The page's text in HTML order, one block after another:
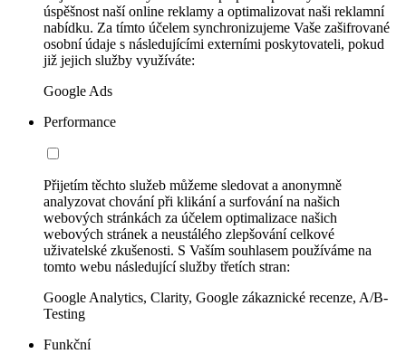
úspěšnost naší online reklamy a optimalizovat naši reklamní
nabídku. Za tímto účelem synchronizujeme Vaše zašifrované
osobní údaje s následujícími externími poskytovateli, pokud
již jejich služby využíváte:
Google Ads
Performance
Přijetím těchto služeb můžeme sledovat a anonymně
analyzovat chování při klikání a surfování na našich
webových stránkách za účelem optimalizace našich
webových stránek a neustálého zlepšování celkové
uživatelské zkušenosti. S Vaším souhlasem používáme na
tomto webu následující služby třetích stran:
Google Analytics, Clarity, Google zákaznické recenze, A/B-
Testing
Funkční